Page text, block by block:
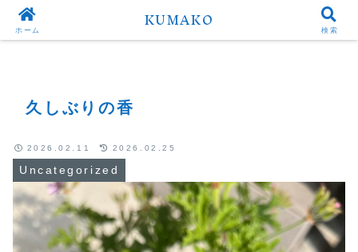
Uncategorized
久しぶりの香
Uncategorized
2026.02.11 2026.02.25
ホーム KUMAKO 検索